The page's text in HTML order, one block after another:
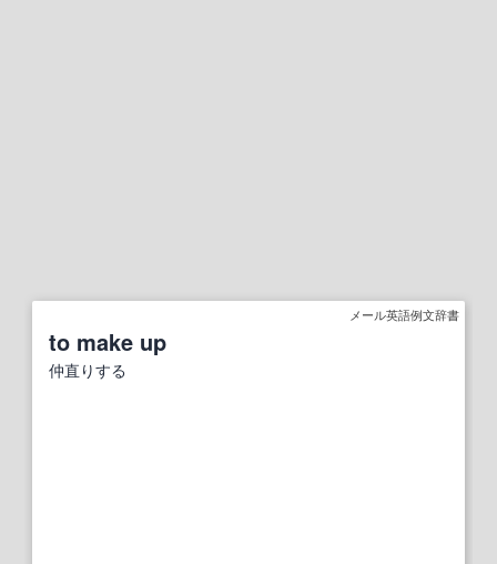
メール英語例文辞書
to make up
仲直りする